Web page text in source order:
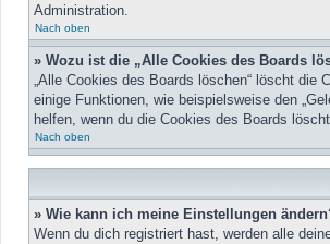
Administration.
Nach oben
» Wozu ist die „Alle Cookies des Boards
„Alle Cookies des Boards löschen“ löscht die
einige Funktionen, wie beispielsweise den
helfen, wenn du die Cookies des Boards
Nach oben
» Wie kann ich meine Einstellungen
Wenn du dich registriert hast, werden alle